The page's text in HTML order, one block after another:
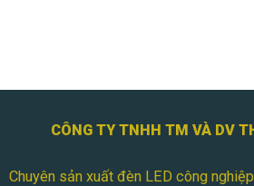
CÔNG TY TNHH TM VÀ DV
Chuyên sản xuất đèn LED công